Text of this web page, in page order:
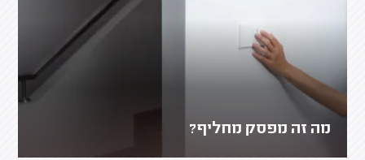
מה זה מפסק מחליף?